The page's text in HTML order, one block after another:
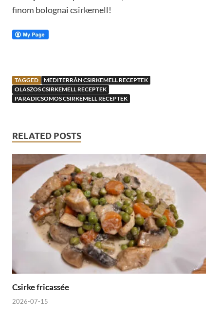
finom bolognai csirkemell!
TAGGED
MEDITERRÁN CSIRKEMELL RECEPTEK
OLASZOS CSIRKEMELL RECEPTEK
PARADICSOMOS CSIRKEMELL RECEPTEK
RELATED POSTS
Csirke fricassée
2026-07-15